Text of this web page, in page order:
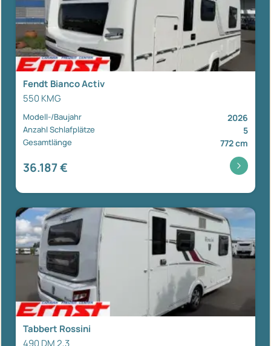
Fendt Bianco Activ
550 KMG
Modell-/Baujahr 2026
Anzahl Schlafplätze 5
Gesamtlänge 772 cm
36.187 €
Tabbert Rossini
490 DM 2,3